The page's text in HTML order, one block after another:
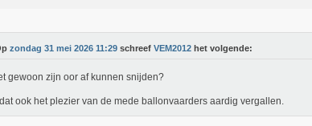
zondag 31 mei 2026 11:29 schreef VEM2012 het volgende:
gewoon zijn oor af kunnen snijden?
ook het plezier van de mede ballonvaarders aardig vergallen.